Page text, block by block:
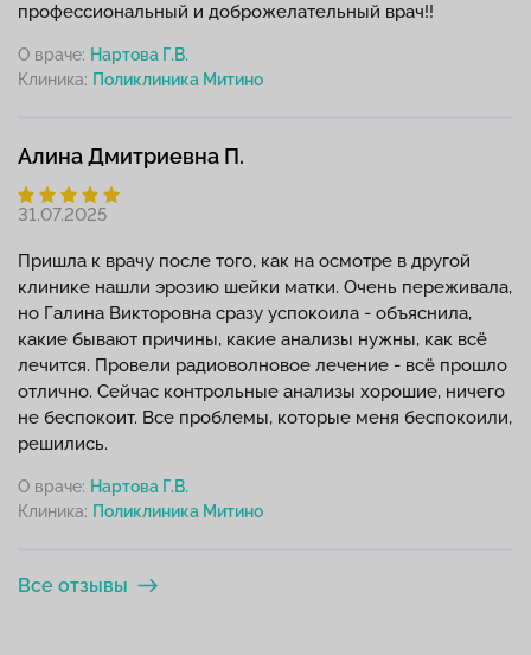
профессиональный и доброжелательный врач!!
О враче: Нартова Г.В.
Клиника:
Алина Дмитриевна П.
31.07.2025
Пришла к врачу после того, как на осмотре в другой
клинике нашли эрозию шейки матки. Очень переживала,
но Галина Викторовна сразу успокоила - объяснила,
какие бывают причины, какие анализы нужны, как всё
лечится. Провели радиоволновое лечение - всё прошло
отлично. Сейчас контрольные анализы хорошие, ничего
не беспокоит. Все проблемы, которые меня беспокоили,
решились.
О враче: Нартова Г.В.
Клиника:
Все отзывы